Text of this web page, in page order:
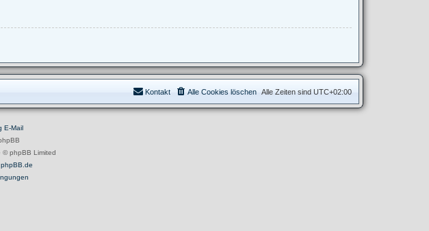
Alle Zeiten sind UTC+02:00
Alle Cookies löschen
Kontakt
E-Mail
© phpBB Limited
phpBB.de